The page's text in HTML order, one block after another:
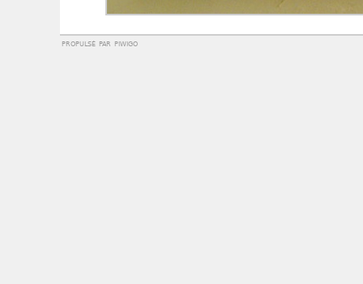
propulsé par piwigo